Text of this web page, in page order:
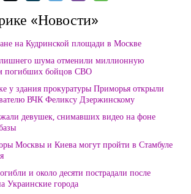
«Новости»
на Кудринской площади в Москве
шума отменили миллионную
погибших бойцов СВО
у здания прокуратуры Приморья открыли
ВЧК Феликсу Дзержинскому
девушек, снимавших видео на фоне
Москвы и Киева могут пройти в Стамбуле
и около десяти пострадали после
Украинские города